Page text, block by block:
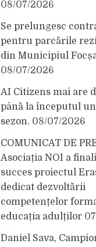
08/07/2026
Se prelungesc
pentru parcările
din Municipiul
08/07/2026
AI Citizens mai are
până la începutul
sezon. 08/07/2026
COMUNICAT DE
Asociația NOI a
succes proiectul
dedicat dezvoltării
competențelor
educația adulților
Daniel Sava,